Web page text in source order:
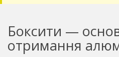
Боксити —
отримання